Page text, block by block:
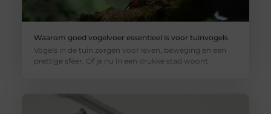
Waarom goed vogelvoer essentieel is voor tuinvogels
Vogels in de tuin zorgen voor leven, beweging en een
prettige sfeer. Of je nu in een drukke stad woont